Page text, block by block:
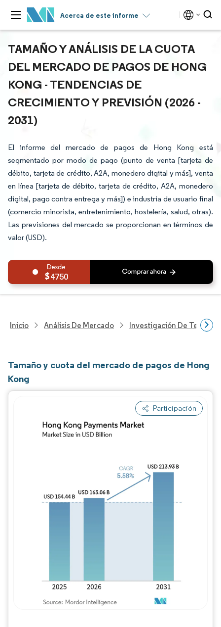
Acerca de este informe
TAMAÑO Y ANÁLISIS DE LA CUOTA
DEL MERCADO DE PAGOS DE HONG
KONG - TENDENCIAS DE
CRECIMIENTO Y PREVISIÓN (2026 -
2031)
El informe del mercado de pagos de Hong Kong está
segmentado por modo de pago (punto de venta [tarjeta de
débito, tarjeta de crédito, A2A, monedero digital y más], venta
en línea [tarjeta de débito, tarjeta de crédito, A2A, monedero
digital, pago contra entrega y más]) e industria de usuario final
(comercio minorista, entretenimiento, hostelería, salud, otras).
Las previsiones del mercado se proporcionan en términos de
valor (USD).
4750
Inicio Análisis De Mercado Investigación De
Tamaño y cuota del mercado de pagos de Hong
Kong
Participación